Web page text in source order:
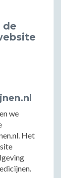
de
we
Het